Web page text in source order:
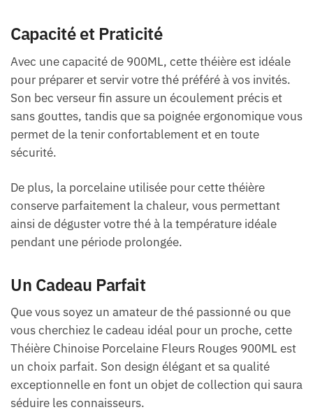
Capacité et Praticité
Avec une capacité de 900ML, cette théière est idéale
pour préparer et servir votre thé préféré à vos invités.
Son bec verseur fin assure un écoulement précis et
sans gouttes, tandis que sa poignée ergonomique vous
permet de la tenir confortablement et en toute
sécurité.
De plus, la porcelaine utilisée pour cette théière
conserve parfaitement la chaleur, vous permettant
ainsi de déguster votre thé à la température idéale
pendant une période prolongée.
Un Cadeau Parfait
Que vous soyez un amateur de thé passionné ou que
vous cherchiez le cadeau idéal pour un proche, cette
Théière Chinoise Porcelaine Fleurs Rouges 900ML est
un choix parfait. Son design élégant et sa qualité
exceptionnelle en font un objet de collection qui saura
séduire les connaisseurs.